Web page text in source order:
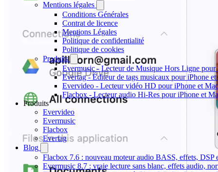
Mentions légales
Conditions Générales
Contrat de licence
Mentions Légales
Politique de confidentialité
Politique de cookies
Produits
Evermusic - Lecteur de Musique Hors Ligne pour
Evertag - Éditeur de tags musicaux pour iPhone
Evervideo - Lecteur vidéo HD pour iPhone et Mac
Flacbox - Lecteur audio Hi-Res pour iPhone et
Produits
Evervideo
Evermusic
Flacbox
Evertag
Blog
Flacbox 7.6 : nouveau moteur audio BASS, effets, DSP
Evermusic 8.7 : vraie lecture sans blanc, effets audio,